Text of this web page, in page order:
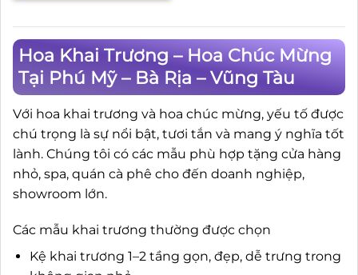
Hoa Khai Trương – Hoa Chúc Mừng
Tại Phú Mỹ – Bà Rịa – Vũng Tàu
Với hoa khai trương và hoa chúc mừng, yếu tố được
chú trọng là sự nổi bật, tươi tắn và mang ý nghĩa tốt
lành. Chúng tôi có các mẫu phù hợp tặng cửa hàng
nhỏ, spa, quán cà phê cho đến doanh nghiệp,
showroom lớn.
Các mẫu khai trương thường được chọn
Kệ khai trương 1–2 tầng gọn, đẹp, dễ trưng trong